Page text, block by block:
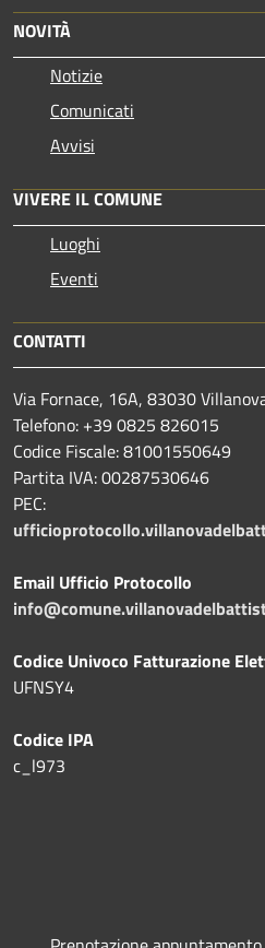
NOVITÀ
Notizie
Comunicati
Avvisi
VIVERE IL COMUNE
Luoghi
Eventi
CONTATTI
Via Fornace, 16A, 83030
Telefono: +39 0825 826015
Codice Fiscale: 81001550649
Partita IVA: 00287530646
PEC:
Email Ufficio Protocollo
Codice Univoco Fatturazione
UFNSY4
Codice IPA
c_l973